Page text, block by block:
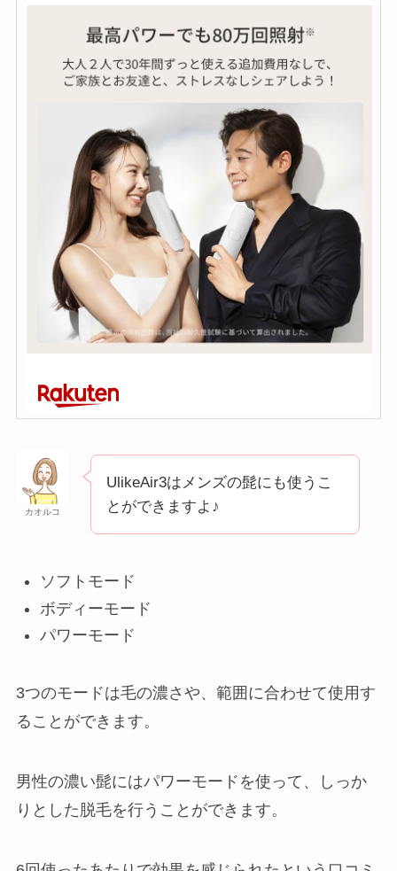
カオルコ
UlikeAir3はメンズの髭にも使うこ
とができますよ♪
ソフトモード
ボディーモード
パワーモード
3つのモードは毛の濃さや、範囲に合わせて使用す
ることができます。
男性の濃い髭にはパワーモードを使って、しっか
りとした脱毛を行うことができます。